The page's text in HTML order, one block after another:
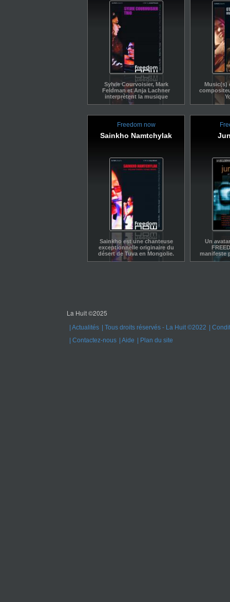
Sylvie Courvoisier, Mark
Feldman et Anja Lachner
interprètent la musique
sorcière de "Abaton".
Music(s)
Freedom now
Sainkho Namtchylak
Sainkho est une chanteuse
exceptionnelle originaire du
désert de Tuva en Mongolie.
Un
manifeste
musiques
La Huit ©2025
Actualités Tous droits réservés - La Huit ©2022
Contactez-nous
Aide Plan du site